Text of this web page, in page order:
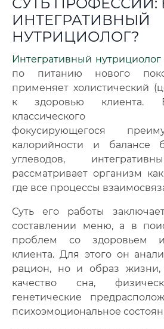
ИНТЕГРАТИВНЫЙ
НУТРИЦИОЛОГ?
Интегративный нутрициолог
по питанию нового
применяет холистический
к здоровью клиента.
классического
фокусирующегося
калорийности и балансе
углеводов,
рассматривает организм
где все процессы
Суть его работы
составлении меню, а в
проблем со здоровьем и
клиента. Для этого он
рацион, но и образ жизни,
качество сна,
генетические
психоэмоциональное